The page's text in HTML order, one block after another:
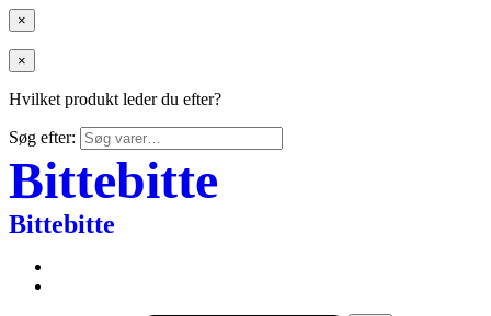
×
×
Hvilket produkt leder du efter?
Søg efter:
Bittebitte
Bittebitte